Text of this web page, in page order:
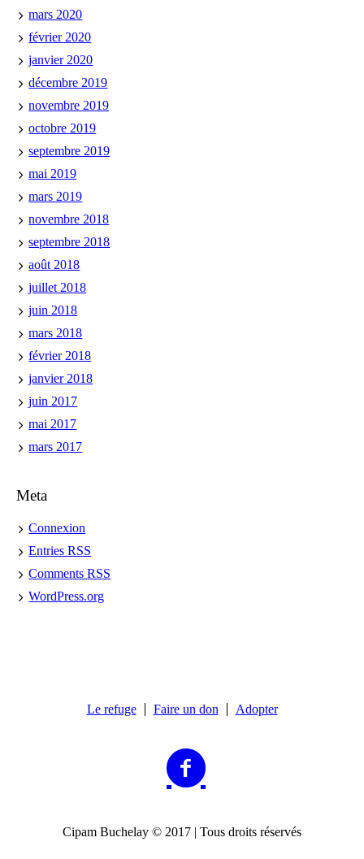
mars 2020
février 2020
janvier 2020
décembre 2019
novembre 2019
octobre 2019
septembre 2019
mai 2019
mars 2019
novembre 2018
septembre 2018
août 2018
juillet 2018
juin 2018
mars 2018
février 2018
janvier 2018
juin 2017
mai 2017
mars 2017
Meta
Connexion
EntriesRSS
CommentsRSS
WordPress.org
Le refuge Faire un don Adopter
Cipam Buchelay © 2017 | Tous droits réservés